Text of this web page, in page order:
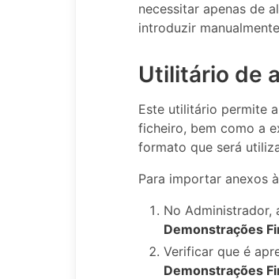
necessitar apenas de
introduzir
Utilitário de
Este utilitário permite
ficheiro, bem como a
formato que será
Para importar anexos
No Administrador,
Demonstrações
Verificar que é
Demonstrações